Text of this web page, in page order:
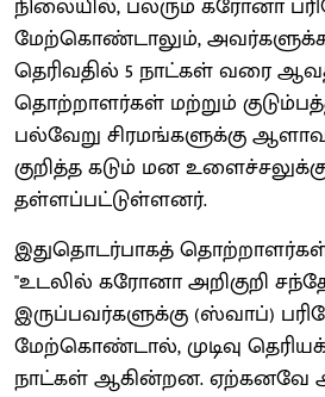
மேற்கொண்டாலும்,
தெரிவதில் 5 நாட்கள் வரை
தொற்றாளர்கள் மற்றும்
பல்வேறு சிரமங்களுக்கு
குறித்த கடும் மன
தள்ளப்பட்டுள்ளனர்.
இதுதொடர்பாகத் தொற்றாளர்கள்
''உடலில் கரோனா அறிகுறி
இருப்பவர்களுக்கு (ஸ்வாப்)
மேற்கொண்டால், முடிவு
நாட்கள் ஆகின்றன. ஏற்கனவே